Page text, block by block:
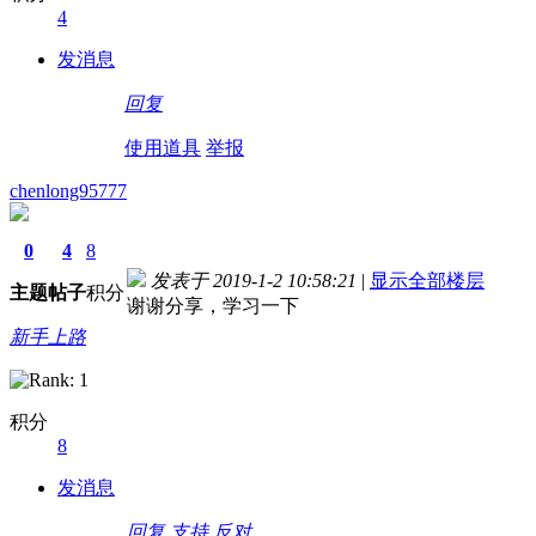
4
发消息
回复
使用道具 举报
chenlong95777
0
主题
4
帖子
8
积分
新手上路
积分
8
发消息
发表于 2019-1-2 10:58:21 | 显示全部楼层
谢谢分享，学习一下
回复 支持 反对